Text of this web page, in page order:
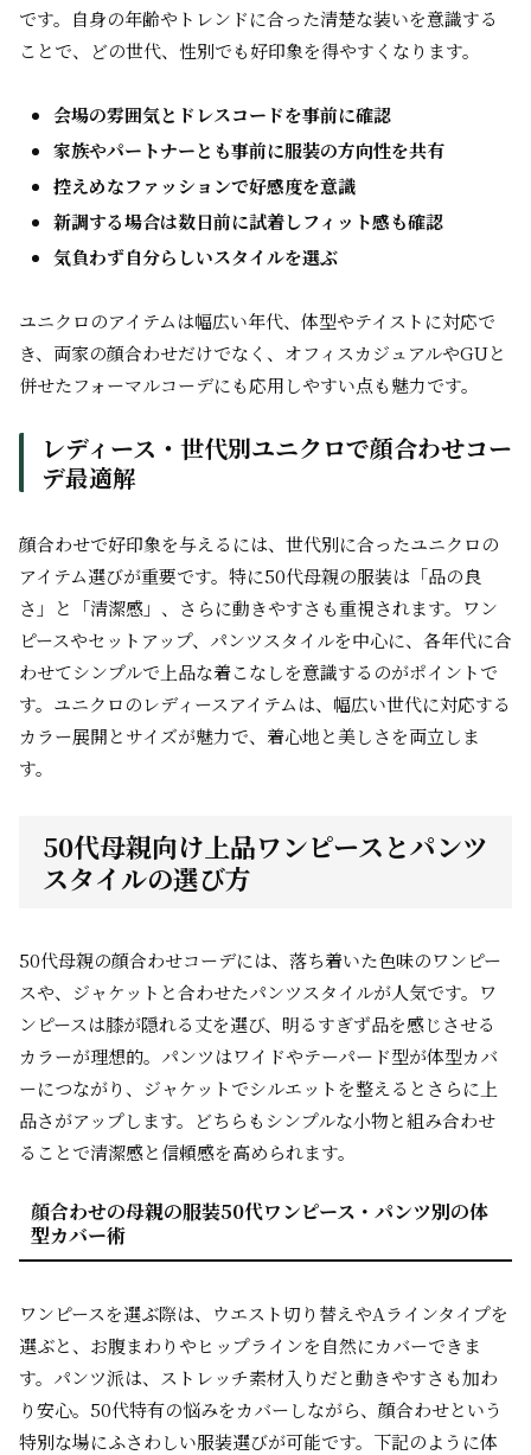
です。自身の年齢やトレンドに合った清楚な装いを意識する
ことで、どの世代、性別でも好印象を得やすくなります。
会場の雰囲気とドレスコードを事前に確認
家族やパートナーとも事前に服装の方向性を共有
控えめなファッションで好感度を意識
新調する場合は数日前に試着しフィット感も確認
気負わず自分らしいスタイルを選ぶ
ユニクロのアイテムは幅広い年代、体型やテイストに対応で
き、両家の顔合わせだけでなく、オフィスカジュアルやGUと
併せたフォーマルコーデにも応用しやすい点も魅力です。
レディース・世代別ユニクロで顔合わせコー
デ最適解
顔合わせで好印象を与えるには、世代別に合ったユニクロの
アイテム選びが重要です。特に50代母親の服装は「品の良
さ」と「清潔感」、さらに動きやすさも重視されます。ワン
ピースやセットアップ、パンツスタイルを中心に、各年代に合
わせてシンプルで上品な着こなしを意識するのがポイントで
す。ユニクロのレディースアイテムは、幅広い世代に対応する
カラー展開とサイズが魅力で、着心地と美しさを両立しま
す。
50代母親向け上品ワンピースとパンツ
スタイルの選び方
50代母親の顔合わせコーデには、落ち着いた色味のワンピー
スや、ジャケットと合わせたパンツスタイルが人気です。ワ
ンピースは膝が隠れる丈を選び、明るすぎず品を感じさせる
カラーが理想的。パンツはワイドやテーパード型が体型カバ
ーにつながり、ジャケットでシルエットを整えるとさらに上
品さがアップします。どちらもシンプルな小物と組み合わせ
ることで清潔感と信頼感を高められます。
顔合わせの母親の服装50代ワンピース・パンツ別の体
型カバー術
ワンピースを選ぶ際は、ウエスト切り替えやAラインタイプを
選ぶと、お腹まわりやヒップラインを自然にカバーできま
す。パンツ派は、ストレッチ素材入りだと動きやすさも加わ
り安心。50代特有の悩みをカバーしながら、顔合わせという
特別な場にふさわしい服装選びが可能です。下記のように体